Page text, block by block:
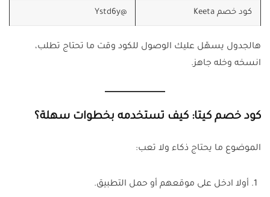
كود خصم Keeta @Ystd6y
هالجدول يسهّل عليك الوصول للكود وقت ما تحتاج تطلب،
انسخه وخله جاهز.
كود خصم كيتا: كيف تستخدمه بخطوات سهلة؟
الموضوع ما يحتاج ذكاء ولا تعب:
أولا ادخل على موقعهم أو حمل التطبيق.